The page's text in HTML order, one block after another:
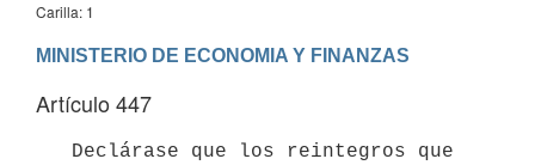
Carilla: 1
MINISTERIO DE ECONOMIA Y FINANZAS
Artículo 447